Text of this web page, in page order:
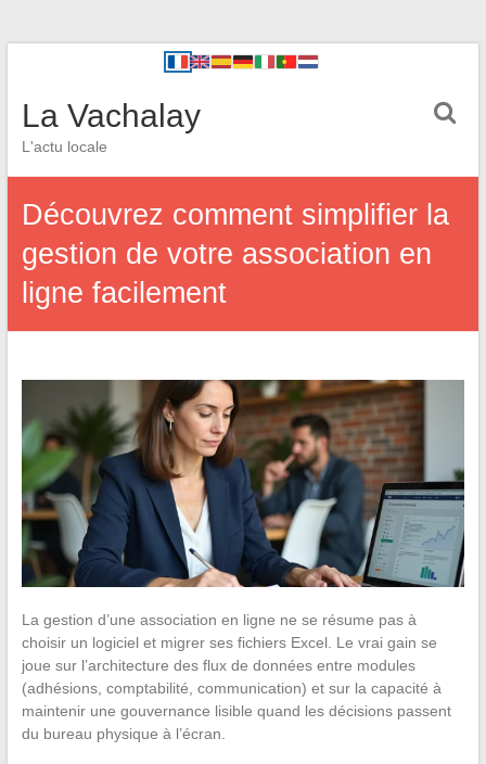
La Vachalay
L'actu locale
Découvrez comment simplifier la
gestion de votre association en
ligne facilement
La gestion d’une association en ligne ne se résume pas à
choisir un logiciel et migrer ses fichiers Excel. Le vrai gain se
joue sur l’architecture des flux de données entre modules
(adhésions, comptabilité, communication) et sur la capacité à
maintenir une gouvernance lisible quand les décisions passent
du bureau physique à l’écran.